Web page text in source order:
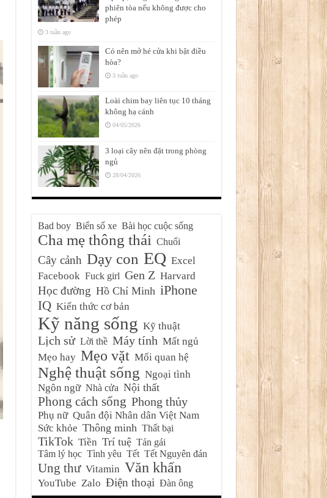
phiên tòa nếu không được cho
phép
3 tuần ago
Có nên mở hé cửa khi bật điều
hòa?
3 tuần ago
Loài chim bay liên tục 10 tháng
không hạ cánh
04/05/2026
3 loại cây nên đặt trong phòng
ngủ
28/04/2026
Bad boy Biển số xe Bài học cuộc sống
Cha mẹ thông thái Chuối
Cây cảnh Dạy con EQ Excel
Facebook Fuck girl Gen Z Harvard
Học đường Hồ Chí Minh iPhone
IQ Kiến thức cơ bản
Kỹ năng sống Kỹ thuật
Lịch sử Lời thề Máy tính Mất ngủ
Mẹo hay Mẹo vặt Mối quan hệ
Nghệ thuật sống Ngoại tình
Ngôn ngữ Nhà cửa Nội thất
Phong cách sống Phong thủy
Phụ nữ Quân đội Nhân dân Việt Nam
Sức khỏe Thông minh Thất bại
TikTok Tiền Trí tuệ Tán gái
Tâm lý học Tình yêu Tết Tết Nguyên đán
Ung thư Vitamin Văn khấn
YouTube Zalo Điện thoại Đàn ông